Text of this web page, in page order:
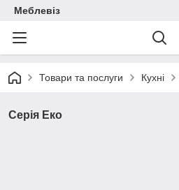
Меблевіз
Товари та послуги Кухні
Серія Еко